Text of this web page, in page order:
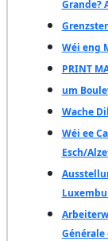
Grande?
Wéi eng
PRINT
um
Wache
Wéi ee
Esch/